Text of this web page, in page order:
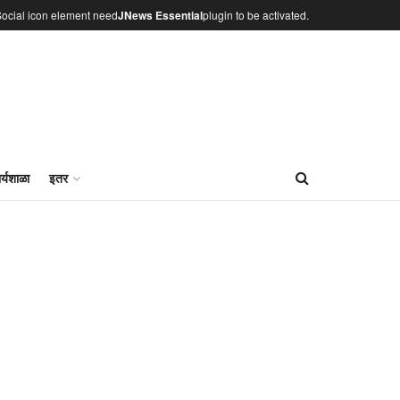
icon element needJNews Essentialplugin to be activated.
इतर